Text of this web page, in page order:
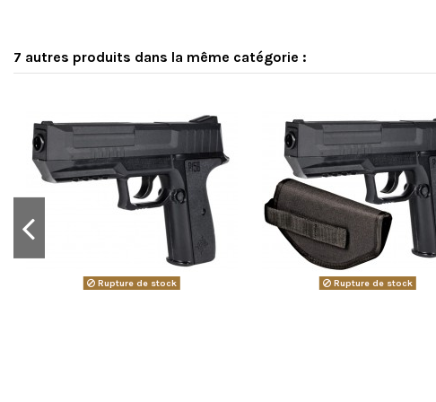
7 autres produits dans la même catégorie :
Rupture de stock Rupture de stock